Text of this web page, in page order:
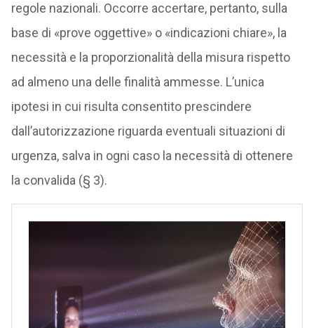
regole nazionali. Occorre accertare, pertanto, sulla
base di «prove oggettive» o «indicazioni chiare», la
necessità e la proporzionalità della misura rispetto
ad almeno una delle finalità ammesse. L’unica
ipotesi in cui risulta consentito prescindere
dall’autorizzazione riguarda eventuali situazioni di
urgenza, salva in ogni caso la necessità di ottenere
la convalida (§ 3).